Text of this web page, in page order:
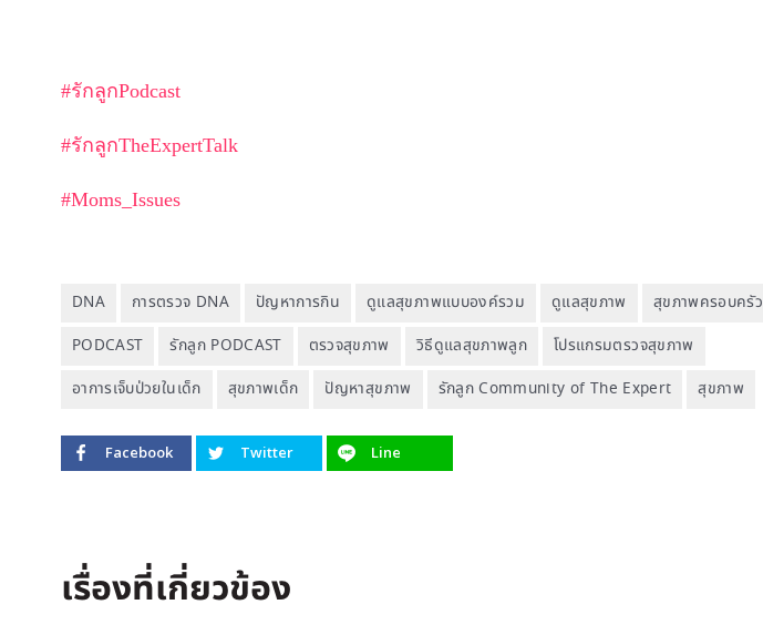
#รักลูกPodcast
#รักลูกTheExpertTalk
#Moms_Issues
DNA การตรวจ DNA ปัญหาการกิน ดูแลสุขภาพแบบองค์รวม ดูแลสุขภาพ
สุขภาพครอบครัว
PODCAST
รักลูก PODCAST ตรวจสุขภาพ วิธีดูแลสุขภาพลูก
โปรแกรมตรวจสุขภาพ
อาการเจ็บป่วยในเด็ก
สุขภาพเด็ก ปัญหาสุขภาพ รักลูก Community of The Expert สุขภาพ
Facebook Twitter Line